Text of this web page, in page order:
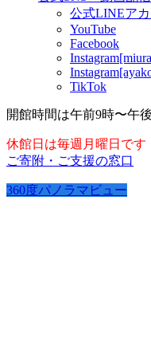
公式LINEアカ
YouTube
Facebook
TikTok
開館時間は午前9時〜午
休館日は毎週月曜日で
ご寄附・ご支援の窓口
360度パノラマビュー